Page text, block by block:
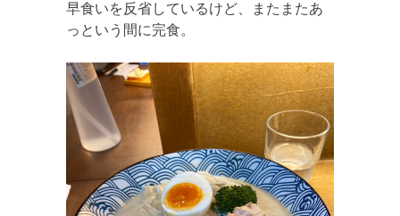
早食いを反省しているけど、またまたあ
っという間に完食。